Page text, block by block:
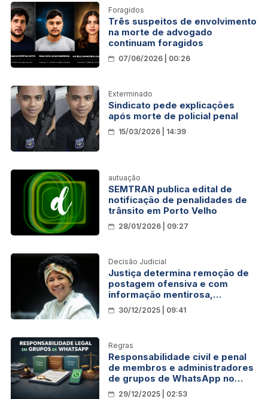
Foragidos
Três suspeitos de envolvimento
na morte de advogado
continuam foragidos
07/06/2026 | 00:26
Exterminado
Sindicato pede explicações
após morte de policial penal
15/03/2026 | 14:39
autuação
SEMTRAN publica edital de
notificação de penalidades de
trânsito em Porto Velho
28/01/2026 | 09:27
Decisão Judicial
Justiça determina remoção de
postagem ofensiva e com
informação mentirosa,
atacando a deputada Sílvia
Cristina
30/12/2025 | 09:41
Regras
Responsabilidade civil e penal
de membros e administradores
de grupos de WhatsApp no
ordenamento jurídico brasileiro
29/12/2025 | 02:53